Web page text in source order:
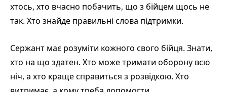
хтось, хто вчасно побачить, що з бійцем щось не
так. Хто знайде правильні слова підтримки.
Сержант має розуміти кожного свого бійця. Знати,
хто на що здатен. Хто може тримати оборону всю
ніч, а хто краще справиться з розвідкою. Хто